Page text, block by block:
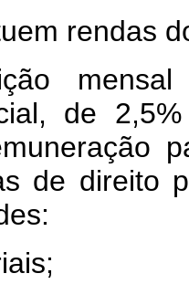
rendas
de
de direito